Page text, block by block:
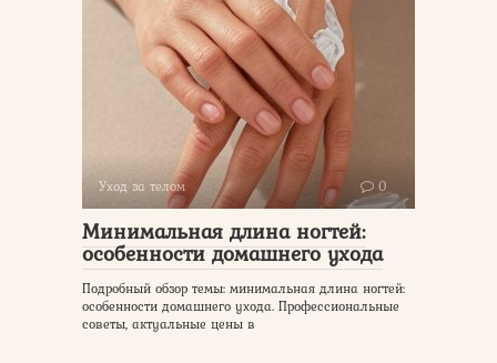
Уход за телом 0
Минимальная длина ногтей:
особенности домашнего ухода
Подробный обзор темы: минимальная длина ногтей:
особенности домашнего ухода. Профессиональные
советы, актуальные цены в